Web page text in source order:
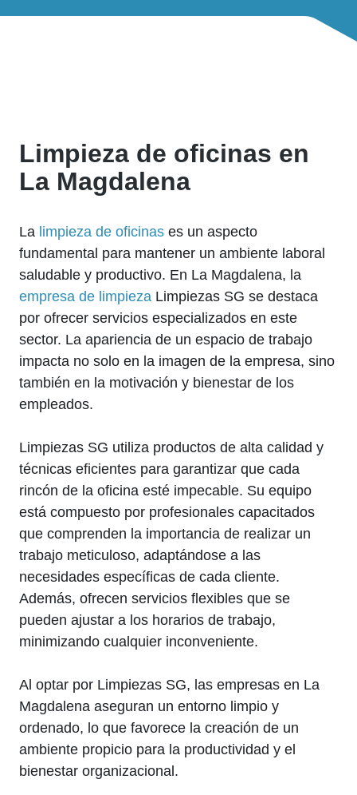
Limpieza de oficinas en
La Magdalena
La limpieza de oficinas es un aspecto
fundamental para mantener un ambiente laboral
saludable y productivo. En La Magdalena, la
empresa de limpieza Limpiezas SG se destaca
por ofrecer servicios especializados en este
sector. La apariencia de un espacio de trabajo
impacta no solo en la imagen de la empresa, sino
también en la motivación y bienestar de los
empleados.
Limpiezas SG utiliza productos de alta calidad y
técnicas eficientes para garantizar que cada
rincón de la oficina esté impecable. Su equipo
está compuesto por profesionales capacitados
que comprenden la importancia de realizar un
trabajo meticuloso, adaptándose a las
necesidades específicas de cada cliente.
Además, ofrecen servicios flexibles que se
pueden ajustar a los horarios de trabajo,
minimizando cualquier inconveniente.
Al optar por Limpiezas SG, las empresas en La
Magdalena aseguran un entorno limpio y
ordenado, lo que favorece la creación de un
ambiente propicio para la productividad y el
bienestar organizacional.